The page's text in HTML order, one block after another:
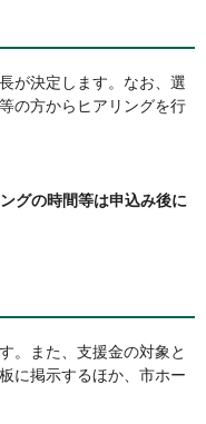
が決定します。なお、選
の方からヒアリングを行
ングの時間等は申込み後に
。また、支援金の対象と
に掲示するほか、市ホー